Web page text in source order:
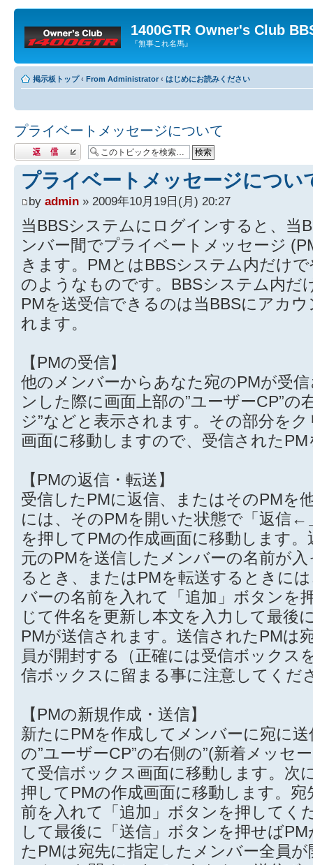
1400GTR Owner's Club
『無事これ名馬』
掲示板トップ ‹ From Administrator ‹ はじめにお読みください
プライベートメッセージについて
返信する
プライベートメッセージについ
by admin » 2009年10月19日(月) 20:27
当BBSシステムにログインすると、当
ンバー間でプライベートメッセージ
きます。PMとはBBSシステム内だけ
のようなものです。BBSシステム内だ
PMを送受信できるのは当BBSにアカ
れます。
【PMの受信】
他のメンバーからあなた宛のPMが受
ンした際に画面上部の”ユーザーCP”の
ジ”などと表示されます。その部分を
画面に移動しますので、受信された
【PMの返信・転送】
受信したPMに返信、またはそのPMを
には、そのPMを開いた状態で「返信
を押してPMの作成画面に移動します
元のPMを送信したメンバーの名前が
るとき、またはPMを転送するときに
バーの名前を入れて「追加」ボタンを
じて件名を更新し本文を入力して最後
PMが送信されます。送信されたPMは
員が開封する（正確には受信ボックス
信ボックスに留まる事に注意してくだ
【PMの新規作成・送信】
新たにPMを作成してメンバーに宛に
の”ユーザーCP”の右側の”(新着メッセ
て受信ボックス画面に移動します。次
押してPMの作成画面に移動します。
前を入れて「追加」ボタンを押してく
して最後に「送信」ボタンを押せば
たPMは宛先に指定したメンバー全員